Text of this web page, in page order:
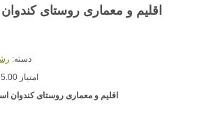
اقلیم و معماری روستای
دسته:
امتیاز 5.00 (1 رای)